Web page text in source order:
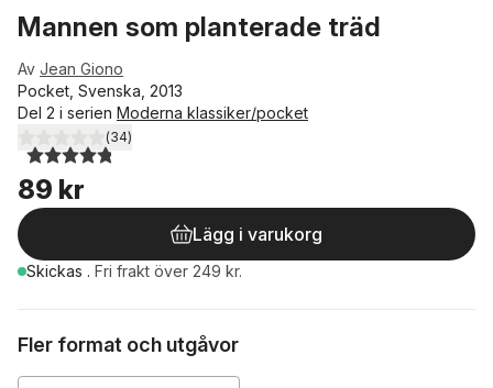
Mannen som planterade träd
Av Jean Giono
Pocket, Svenska, 2013
Del 2 i serien Moderna klassiker/pocket
4,8utav 5 stjärnor. Totalt antal röster:
(34)
89 kr
Lägg i varukorg
Skickas . Fri frakt över 249 kr.
Fler format och utgåvor